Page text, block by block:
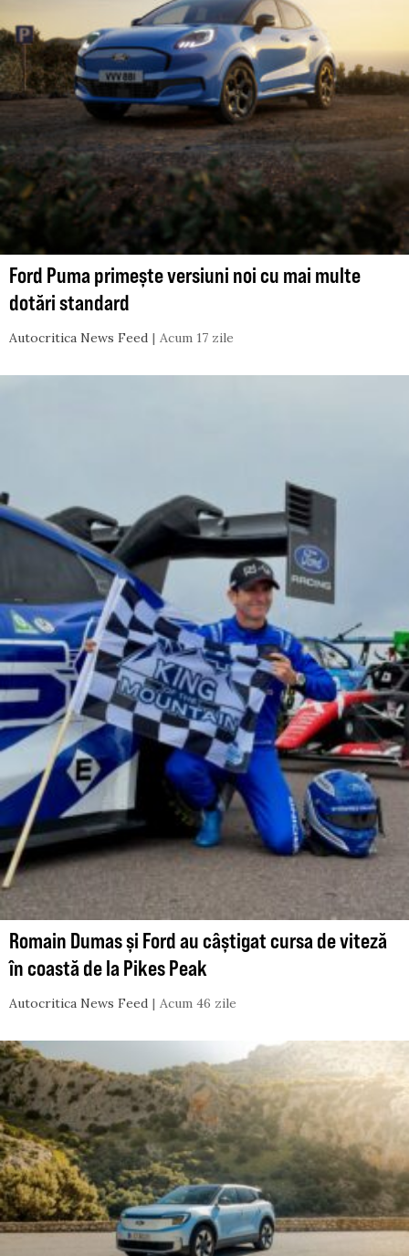
Ford Puma primește versiuni noi cu mai multe
dotări standard
Autocritica News Feed Acum 17 zile
Romain Dumas și Ford au câștigat cursa de viteză
în coastă de la Pikes Peak
Autocritica News Feed Acum 46 zile